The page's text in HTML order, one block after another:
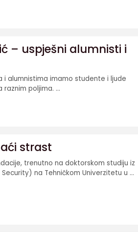
– uspješni alumnisti i
alumnistima imamo studente i ljude
poljima. ...
strast
trenutno na doktorskom studiju iz
na Tehničkom Univerzitetu u ...